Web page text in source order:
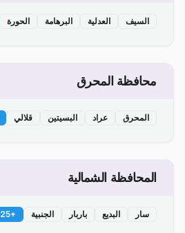
السيف العدلية البرهامة الحورة
محافظة المحرق
المحرق عراد البسيتين قلالي
المحافظة الشمالية
سار البديع باربار الجنبية +
25